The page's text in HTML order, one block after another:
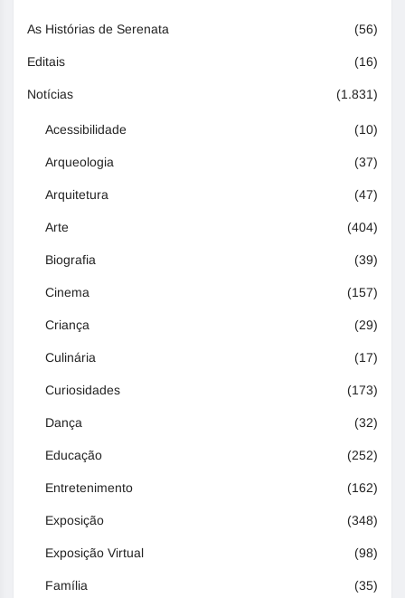
As Histórias de Serenata (56)
Editais (16)
Notícias (1.831)
Acessibilidade (10)
Arqueologia (37)
Arquitetura (47)
Arte (404)
Biografia (39)
Cinema (157)
Criança (29)
Culinária (17)
Curiosidades (173)
Dança (32)
Educação (252)
Entretenimento (162)
Exposição (348)
Exposição Virtual (98)
Família (35)